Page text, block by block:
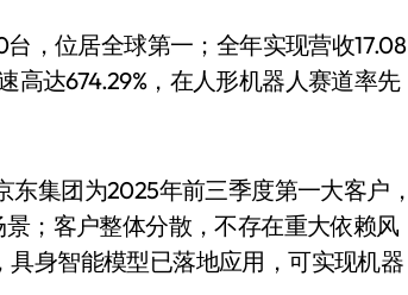
，位居全球第一；全年实现营收17.08
高达674.29%，在人形机器人赛道率先
集团为2025年前三季度第一大客户，
；客户整体分散，不存在重大依赖风
身智能模型已落地应用，可实现机器
小家电